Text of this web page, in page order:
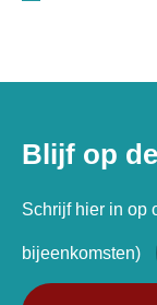
Blijf op
Schrijf hier in op
bijeenkomsten)